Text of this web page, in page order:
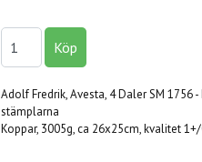
Adolf Fredrik, Avesta, 4 Daler SM
stämplarna
Koppar, 3005g, ca 26x25cm, kvalitet